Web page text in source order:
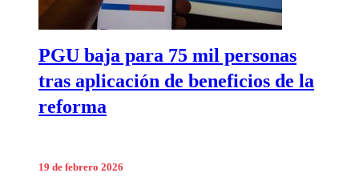
PGU baja para 75 mil personas
tras aplicación de beneficios de la
reforma
19 de febrero 2026